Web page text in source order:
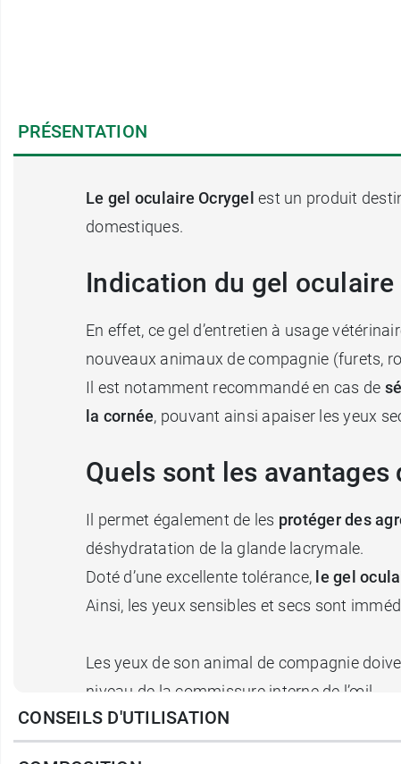
PRÉSENTATION
Le gel oculaire Ocrygel est un produit
domestiques.
Indication du gel oculaire
En effet, ce gel d’entretien à usage
nouveaux animaux de compagnie (furets,
Il est notamment recommandé en cas de
la cornée, pouvant ainsi apaiser les yeux
Quels sont les
Il permet également de les protéger des
déshydratation de la glande lacrymale.
Doté d’une excellente tolérance, le gel
Ainsi, les yeux sensibles et secs sont
Les yeux de son animal de compagnie
niveau de la commissure interne de l’œil.
Cependant, prendre soin de ses yeux
CONSEILS D'UTILISATION